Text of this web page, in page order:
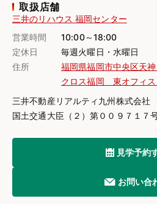
取扱店舗
三井のリハウス 福岡センター
営業時間
10:00～18:00
定休日
毎週火曜日・水曜日
住所
福岡県福岡市中央区天
クロス福岡 東オフィス
三井不動産リアルティ九州株式会社
国土交通大臣（２）第００９７１７
見学予約
お問い合